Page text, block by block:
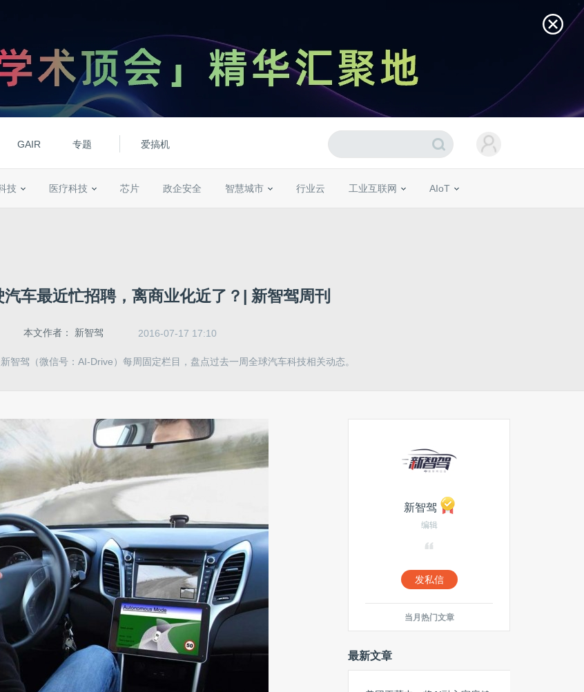
GAIR 专题 爱搞机
技 医疗科技 芯片 政企安全 智慧城市 行业云 工业互联网 AIoT
车最近忙招聘，离商业化近了？| 新智驾周刊
本文作者： 新智驾 2016-07-17 17:10
智驾（微信号：AI-Drive）每周固定栏目，盘点过去一周全球汽车科技相关动态。
新智驾
编辑
发私信
当月热门文章
最新文章